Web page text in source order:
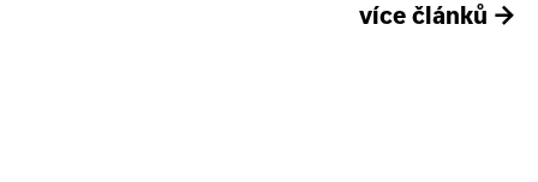
více článků →